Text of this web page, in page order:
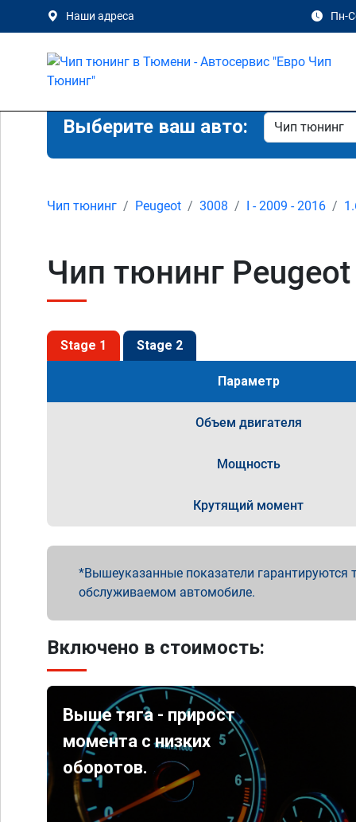
Наши адреса Пн-
Выберите ваш авто:
Чип тюнинг Peugeot 3008 I - 2009 - 2016
Чип тюнинг
Stage 1 Stage 2
Параметр
Объем двигателя
Мощность
Крутящий момент
Вышеуказанные показатели гарантируются
обслуживаемом автомобиле.
Включено в стоимость:
Выше тяга - прирост
момента с низких
оборотов.